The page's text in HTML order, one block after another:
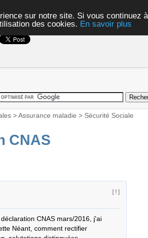
sur notre site. Si vous continuez
des cookies. En savoir plus
>Assurance maladie > Sécurité Sociale
CNAS
[ ! ]
CNAS mars/2016, j'ai
Néant, comment rectifier